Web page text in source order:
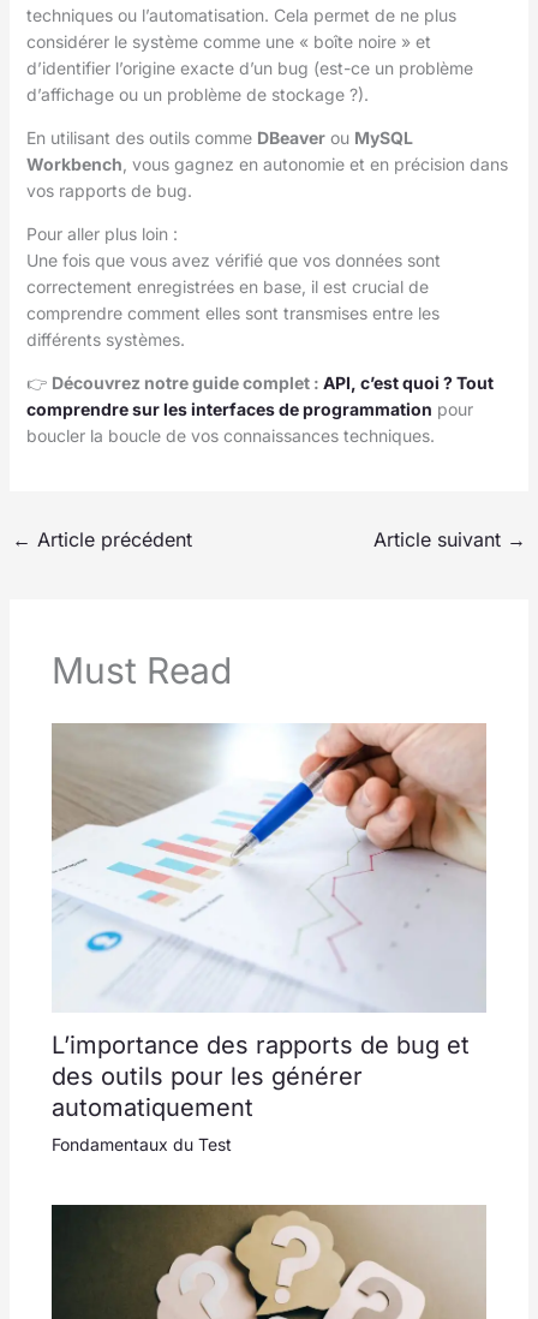
techniques ou l’automatisation. Cela permet de ne plus
considérer le système comme une « boîte noire » et
d’identifier l’origine exacte d’un bug (est-ce un problème
d’affichage ou un problème de stockage ?).
En utilisant des outils comme DBeaverou MySQL
Workbench , vous gagnez en autonomie et en précision dans
vos rapports de bug.
Pour aller plus loin :
Une fois que vous avez vérifié que vos données sont
correctement enregistrées en base, il est crucial de
comprendre comment elles sont transmises entre les
différents systèmes.
👉 Découvrez notre guide complet : API, c’est quoi ? Tout
comprendre sur les interfaces de programmation pour
boucler la boucle de vos connaissances techniques.
← Article précédent Article suivant →
Must Read
L’importance des rapports de bug et
des outils pour les générer
automatiquement
Fondamentaux du Test